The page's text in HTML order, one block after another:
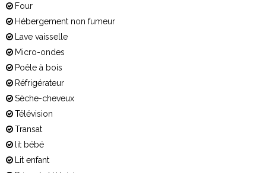
Four
Hébergement non fumeur
Lave vaisselle
Micro-ondes
Poêle à bois
Réfrigérateur
Sèche-cheveux
Télévision
Transat
lit bébé
Lit enfant